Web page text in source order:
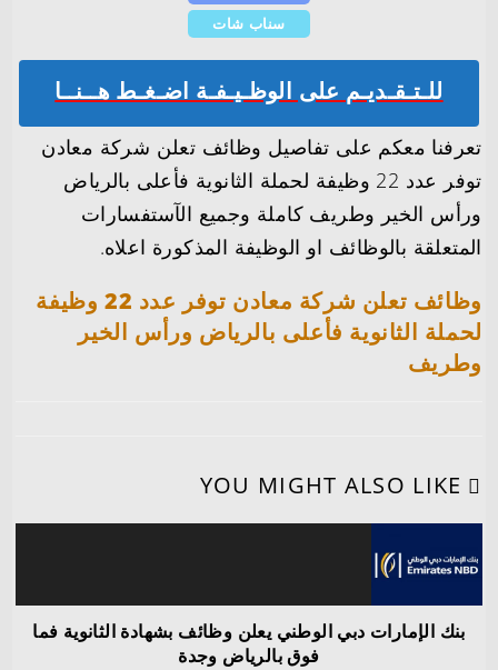
سناب شات
للـتـقـديـم على الوظـيـفـة اضـغـط هــنــا
تعرفنا معكم على تفاصيل وظائف تعلن شركة معادن
توفر عدد 22 وظيفة لحملة الثانوية فأعلى بالرياض
ورأس الخير وطريف كاملة وجميع الآستفسارات
المتعلقة بالوظائف او الوظيفة المذكورة اعلاه.
وظائف تعلن شركة معادن توفر عدد 22 وظيفة
لحملة الثانوية فأعلى بالرياض ورأس الخير
وطريف
YOU MIGHT ALSO LIKE
بنك الإمارات دبي الوطني يعلن وظائف بشهادة الثانوية فما
فوق بالرياض وجدة